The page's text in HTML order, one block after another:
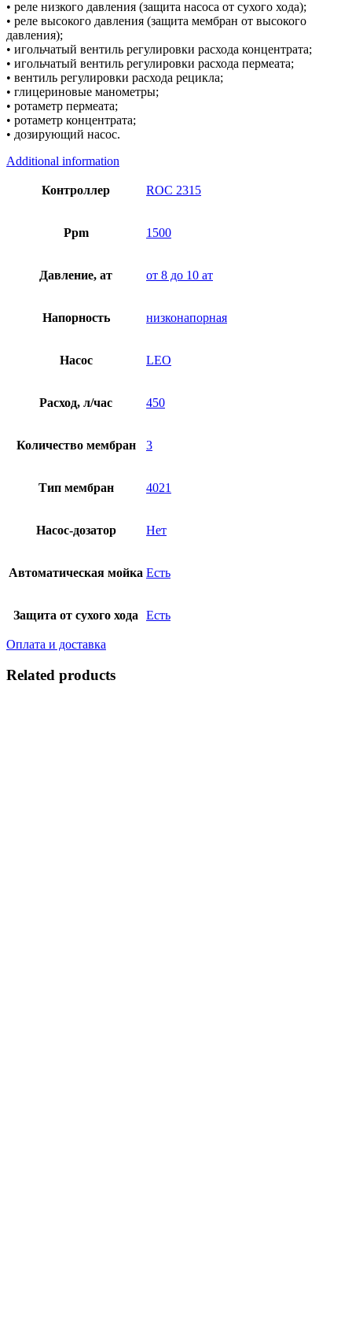
• реле низкого давления (защита насоса от сухого хода);
• реле высокого давления (защита мембран от высокого
давления);
• игольчатый вентиль регулировки расхода концентрата;
• игольчатый вентиль регулировки расхода пермеата;
• вентиль регулировки расхода рецикла;
• глицериновые манометры;
• ротаметр пермеата;
• ротаметр концентрата;
• дозирующий насос.
Additional information
Контроллер ROC 2315
Ppm 1500
Давление, ат от 8 до 10 ат
Напорность низконапорная
Насос LEO
Расход, л/час 450
Количество мембран 3
Тип мембран 4021
Насос-дозатор Нет
Автоматическая мойка Есть
Защита от сухого хода Есть
Оплата и доставка
Related products